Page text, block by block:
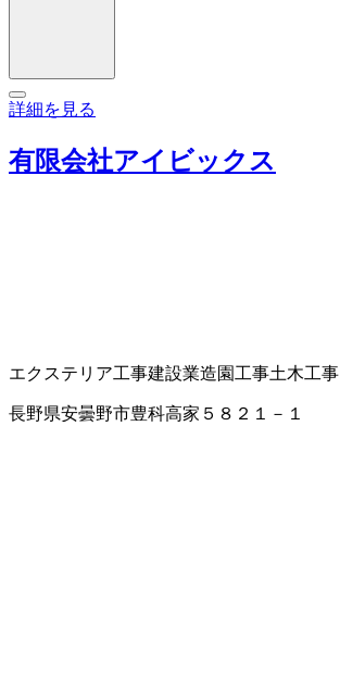
詳細を見る
有限会社アイビックス
エクステリア工事建設業造園工事土木工事
長野県安曇野市豊科高家５８２１－１